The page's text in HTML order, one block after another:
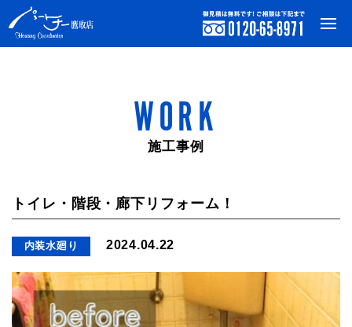
WORK
施工事例
トイレ・階段・廊下リフォーム！
内装水廻り 2024.04.22